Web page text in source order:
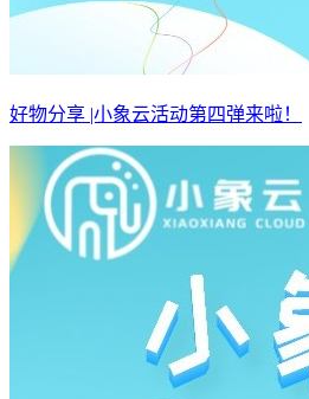
好物分享 |小象云活动第四弹来啦！